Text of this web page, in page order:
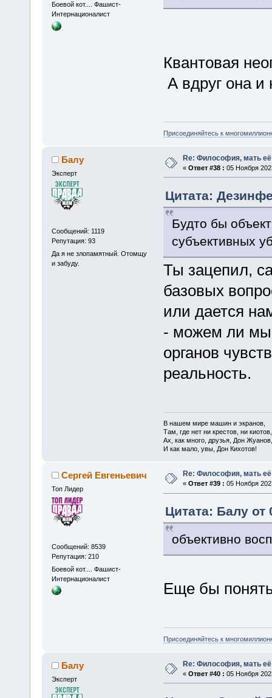
Боевой кот.... Фашист-
Интернационалист
Квантовая
А вдруг она и
Присоединяйтесь к
Балу
Эксперт
Сообщений: 1119
Репутация: 93
Да я не злопамятный. Отомщу
и забуду.
Re: Философия, мать её
« Ответ #38 : 05 Ноября
Цитата:
Будто бы
субъективных
Ты зацепил,
базовых
или дается
- можем ли
органов
реальность.
В нашем мире машин и экранов,
Там, где нет ни крестов, ни киотов,
Ах, как много, друзья, Дон Жуанов,
И как мало, увы, Дон Кихотов!
Сергей Евгеньевич
Топ Лидер
Сообщений: 8539
Репутация: 210
Боевой кот.... Фашист-
Интернационалист
Re: Философия, мать её
« Ответ #39 : 05 Ноября
Цитата: Балу от
объективно
Еще бы
Присоединяйтесь к
Балу
Эксперт
Re: Философия, мать её
« Ответ #40 : 05 Ноября